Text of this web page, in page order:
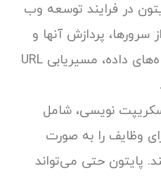
در فرایند توسعه وب
سرورها، پردازش آنها و
برقراری ارتباط با پایگاه‌های داده، مسیریابی URL
نویسی، شامل
وظایف را به صورت
پایتون حتی می‌تواند